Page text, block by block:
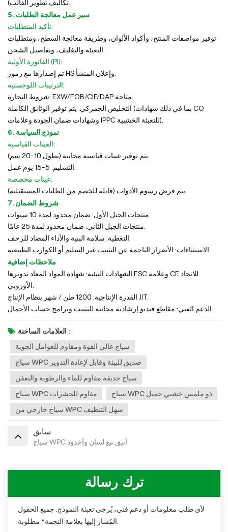
5. سير عمل معالجة الطلبات
تأكيد المتطلبات:
توفير مواصفات المنتج، وأكواد الألوان، وطريقة معالجة السطح، ومتطلبات
الفاتورة الأولية (PI):
الترتيبات اللوجستية:
التخليص الجمركي: يتم توفير الوثائق الكاملة (بما في ذلك شهادات CO
وشهادات ضمان الجودة وعلامات IPPC للتعبئة الخشبية).
6. نموذج السياسة
العينات القياسية:
عينات مخصصة:
7. شروط الضمان
ملاحظات إضافية
الشهادات البيئية: شهادة المواد المعاد تدويرها FSC وعلامة CE للاتحاد
القدرة الإنتاجية: 1200 طن / شهر بنظام الإنتاج JIT.
العلامات الساخنة :
سياج عالي القوة ومقاوم للعوامل الجوية
سياج WPC صديق للبيئة وقابل لإعادة التدوير
سياج حديقة مقاوم للماء والرطوبة والتعفن
سياج WPC مقاوم للحشرات
سياج WPC ذو ملمس خشبي جميل
سياج خارجي من WPC سهل التنظيف
سابق
سياج WPC أنيق مع لسان وأخدود
ترك رسالة
لأي طلب معلومات أو دعم فني، يُرجى تعبئة النموذج. جميع الحقول